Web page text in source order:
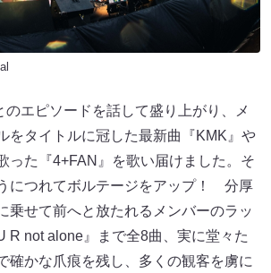
のエピソードを話して盛り上がり、メ
をタイトルに冠した最新曲『KMK』や
った『4+FAN』を歌い届けました。そ
につれてボルテージをアップ！ 分厚
乗せて前へと放たれるメンバーのラッ
R not alone』まで全8曲、実に堂々た
確かな爪痕を残し、多くの観客を虜に